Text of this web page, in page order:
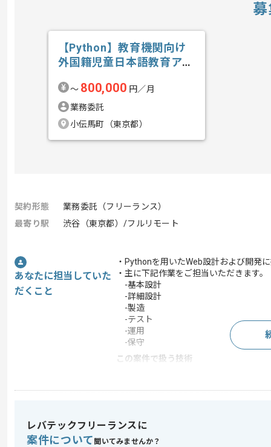
【Python】教育機関向け
外国籍児童日本語教育アプ
〜 800,000 円／月
業務委託
小伝馬町（東京都）
契約形態
業務委託（フリーランス）
最寄り駅
渋谷（東京都）/フルリモート
あなたに担当していた
だくこと
・Pythonを用いたWeb設計および開発
・主に下記作業をご担当いただきます。
-基本設計
-詳細設計
-製造
-テスト
-運用
-保守
この案件で扱う技術
業務内容
レバテックフリーランスに
案件について 聞いてみませんか？